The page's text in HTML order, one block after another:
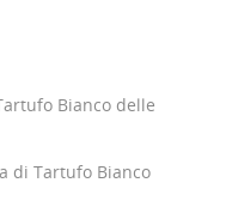
Bianco delle
di Tartufo Bianco